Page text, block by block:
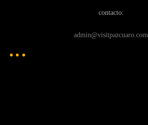
contacto:
admin@visitpazcuaro.com